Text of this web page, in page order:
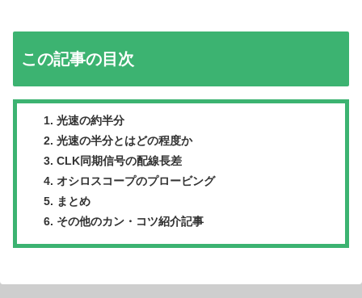
この記事の目次
光速の約半分
光速の半分とはどの程度か
CLK同期信号の配線長差
オシロスコープのプロービング
まとめ
その他のカン・コツ紹介記事